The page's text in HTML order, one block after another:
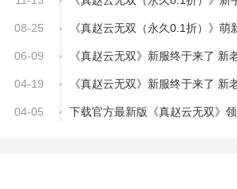
08-25
06-09
04-19
04-05